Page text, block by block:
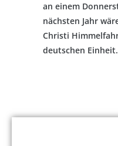
an einem
nächsten Jahr
Christi
deutschen Einheit.